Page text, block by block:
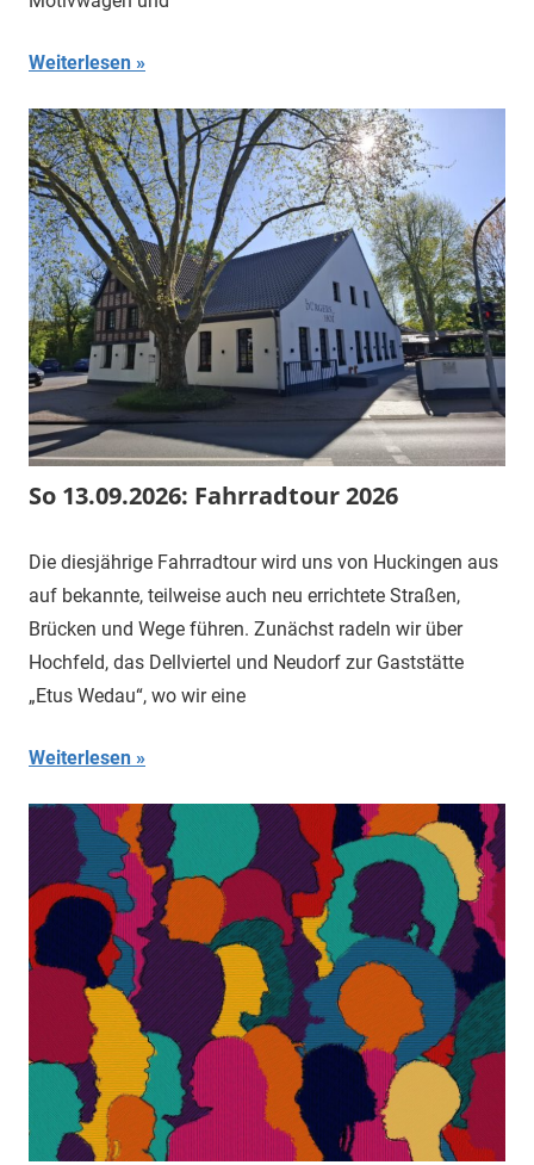
Weiterlesen
So 13.09.2026: Fahrradtour 2026
Die diesjährige Fahrradtour wird uns von Huckingen aus
auf bekannte, teilweise auch neu errichtete Straßen,
Brücken und Wege führen. Zunächst radeln wir über
Hochfeld, das Dellviertel und Neudorf zur Gaststätte
„Etus Wedau“, wo wir eine
Weiterlesen